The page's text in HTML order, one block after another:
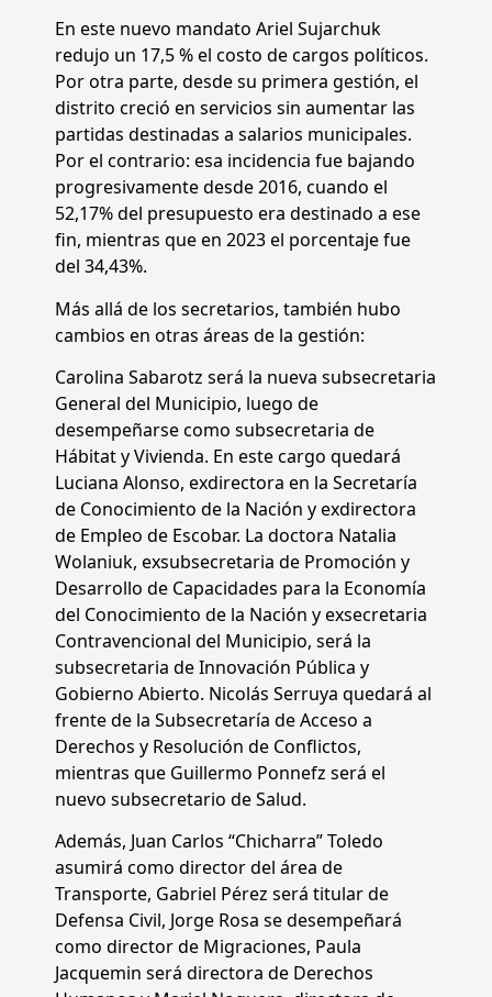
En este nuevo mandato Ariel Sujarchuk
redujo un 17,5 % el costo de cargos políticos.
Por otra parte, desde su primera gestión, el
distrito creció en servicios sin aumentar las
partidas destinadas a salarios municipales.
Por el contrario: esa incidencia fue bajando
progresivamente desde 2016, cuando el
52,17% del presupuesto era destinado a ese
fin, mientras que en 2023 el porcentaje fue
del 34,43%.
Más allá de los secretarios, también hubo
cambios en otras áreas de la gestión:
Carolina Sabarotz será la nueva subsecretaria
General del Municipio, luego de
desempeñarse como subsecretaria de
Hábitat y Vivienda. En este cargo quedará
Luciana Alonso, exdirectora en la Secretaría
de Conocimiento de la Nación y exdirectora
de Empleo de Escobar. La doctora Natalia
Wolaniuk, exsubsecretaria de Promoción y
Desarrollo de Capacidades para la Economía
del Conocimiento de la Nación y exsecretaria
Contravencional del Municipio, será la
subsecretaria de Innovación Pública y
Gobierno Abierto. Nicolás Serruya quedará al
frente de la Subsecretaría de Acceso a
Derechos y Resolución de Conflictos,
mientras que Guillermo Ponnefz será el
nuevo subsecretario de Salud.
Además, Juan Carlos “Chicharra” Toledo
asumirá como director del área de
Transporte, Gabriel Pérez será titular de
Defensa Civil, Jorge Rosa se desempeñará
como director de Migraciones, Paula
Jacquemin será directora de Derechos